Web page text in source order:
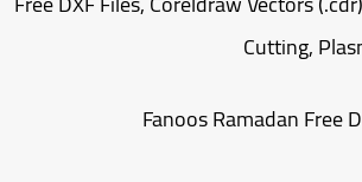
Cutting,